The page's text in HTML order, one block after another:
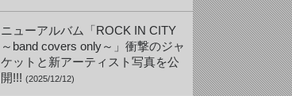
ニューアルバム「ROCK IN CITY
～band covers only～」衝撃のジャ
ケットと新アーティスト写真を公
開!!! (2025/12/12)